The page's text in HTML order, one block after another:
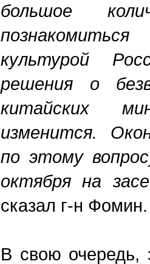
большое
культурой
решения о
китайских
изменится.
по этому
октября на
сказал г-н Фомин.
В свою очередь,